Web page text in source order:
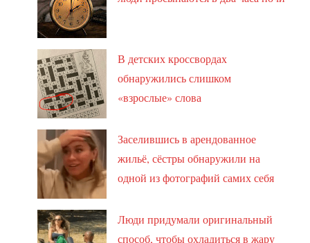
В детских кроссвордах
обнаружились слишком
«взрослые» слова
Заселившись в арендованное
жильё, сёстры обнаружили на
одной из фотографий самих себя
Люди придумали оригинальный
способ, чтобы охладиться в жару